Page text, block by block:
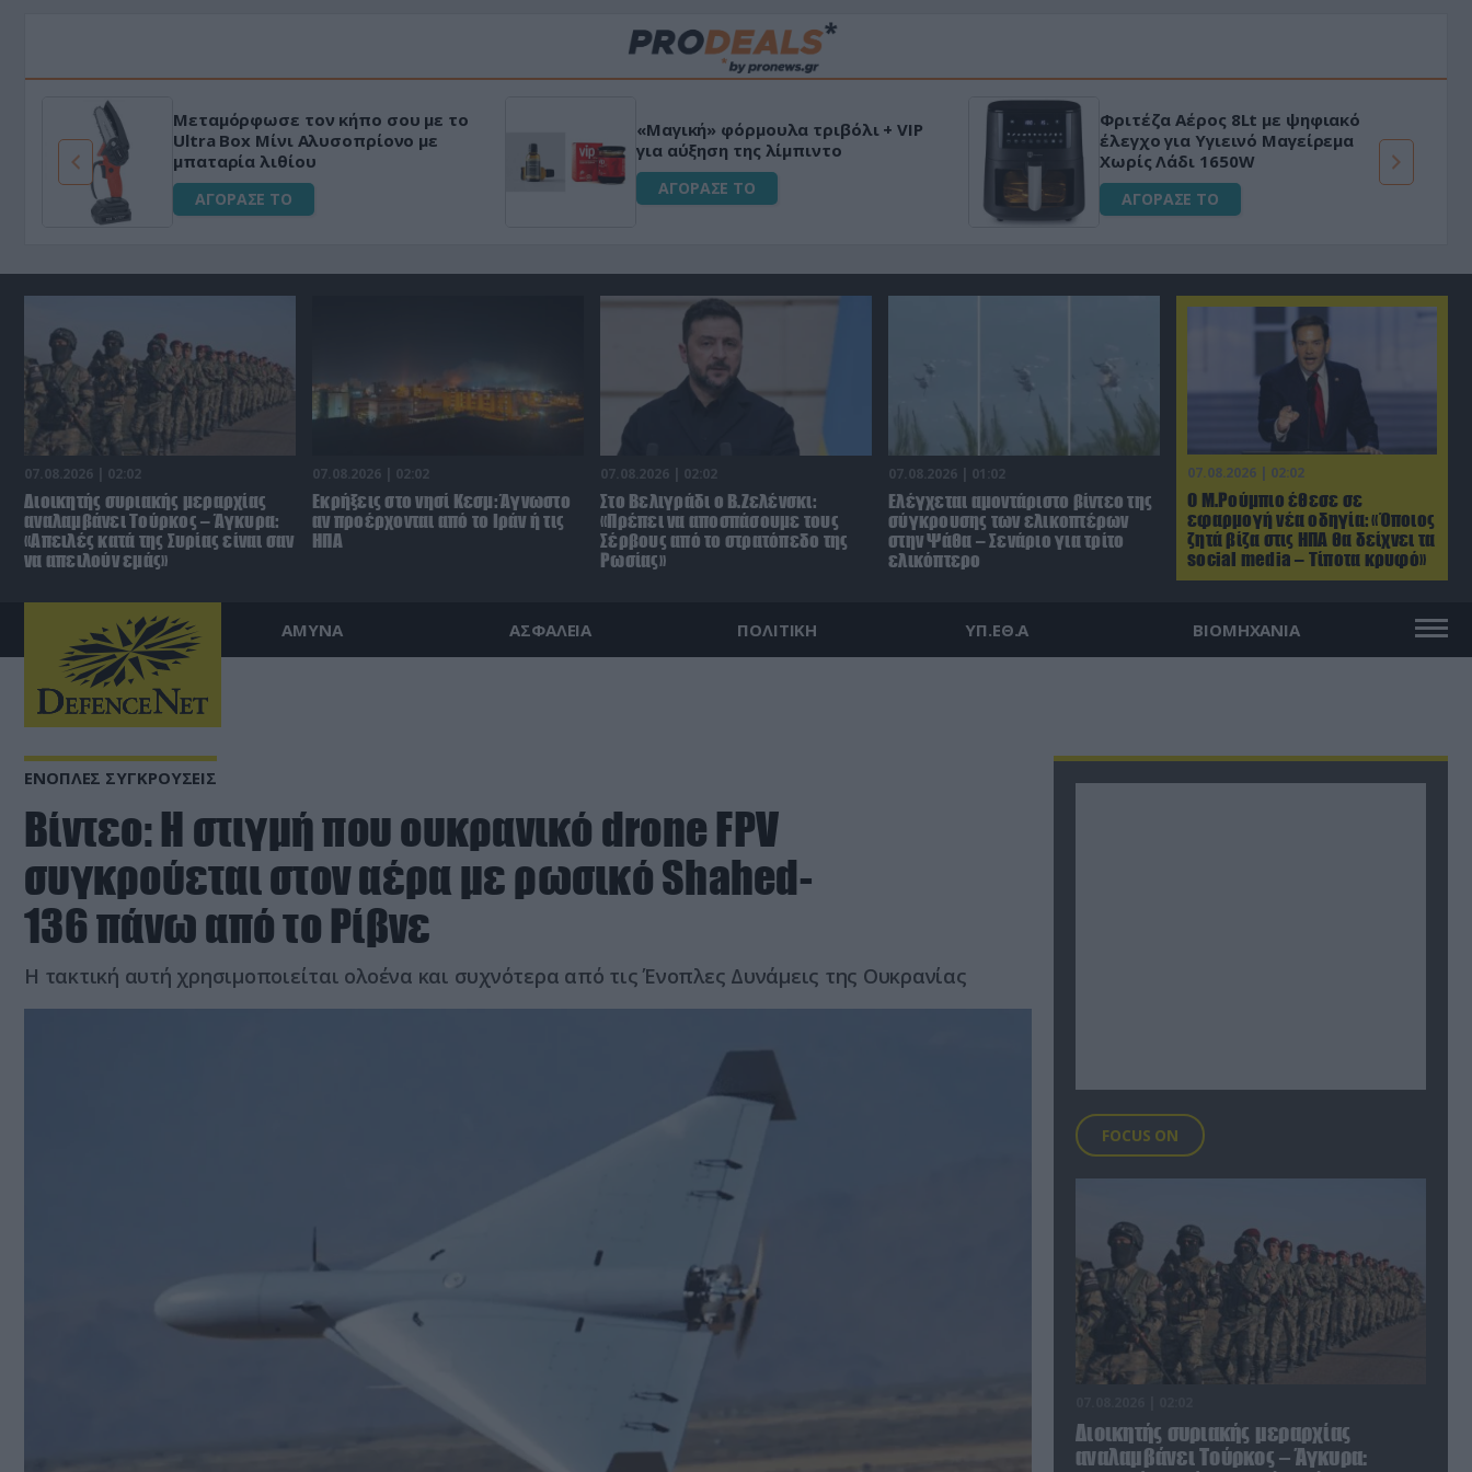
Μεταμόρφωσε τον κήπο σου με το
Ultra Box Μίνι Αλυσοπρίονο με
μπαταρία λιθίου
ΑΓΟΡΑΣΕ ΤΟ
«Μαγική» φόρμουλα τριβόλι + VIP
για αύξηση της λίμπιντο
ΑΓΟΡΑΣΕ ΤΟ
Φριτέζα Αέρος 8Lt με ψηφιακό
έλεγχο για Υγιεινό Μαγείρεμα
Χωρίς Λάδι 1650W
ΑΓΟΡΑΣΕ ΤΟ
07.08.2026 | 02:02
Ο Μ.Ρούμπιο έθεσε σε
εφαρμογή νέα οδηγία: «Όποιος
ζητά βίζα στις ΗΠΑ θα δείχνει τα
social media – Τίποτα κρυφό»
07.08.2026 | 02:02
Διοικητής συριακής μεραρχίας
αναλαμβάνει Τούρκος – Άγκυρα:
«Απειλές κατά της Συρίας είναι σαν
να απειλούν εμάς»
07.08.2026 | 02:02
Εκρήξεις στο νησί Κεσμ: Άγνωστο
αν προέρχονται από το Ιράν ή τις
ΗΠΑ
07.08.2026 | 02:02
Στο Βελιγράδι ο Β.Ζελένσκι:
«Πρέπει να αποσπάσουμε τους
Σέρβους από το στρατόπεδο της
Ρωσίας»
07.08.2026 | 01:02
Ελέγχεται αμοντάριστο βίντεο της
σύγκρουσης των ελικοπτέρων
στην Ψάθα – Σενάριο για τρίτο
ελικόπτερο
ΑΜΥΝΑ ΑΣΦΑΛΕΙΑ ΠΟΛΙΤΙΚΗ ΥΠ.ΕΘ.Α ΒΙΟΜΗΧΑΝΙΑ
ΕΝΟΠΛΕΣ ΣΥΓΚΡΟΥΣΕΙΣ
Βίντεο: H στιγμή που ουκρανικό drone FPV
συγκρούεται στον αέρα με ρωσικό Shahed-
136 πάνω από το Ρίβνε
Η τακτική αυτή χρησιμοποιείται ολοένα και συχνότερα από τις Ένοπλες Δυνάμεις της Ουκρανίας
FOCUS ON
Διοικητής συριακής μεραρχίας
αναλαμβάνει Τούρκος – Άγκυρα: